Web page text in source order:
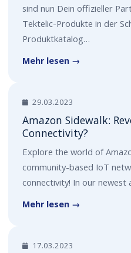
sind nun Dein offizieller
Tektelic-Produkte in der
Produktkatalog…
Mehr lesen →
29.03.2023
Amazon Sidewalk:
Connectivity?
Explore the world of
community-based IoT
connectivity! In our
Mehr lesen →
17.03.2023